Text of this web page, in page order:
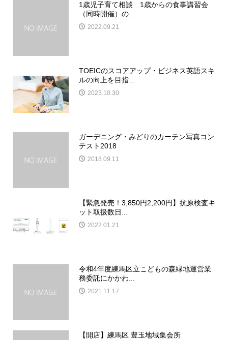
1歳児子育て相談 1歳からの食事講習会
（同時開催）の...
2022.09.21
TOEICのスコアアップ・ビジネス英語スキ
ルの向上を目指...
2023.10.30
ガーデニング・みどりのカーテン写真コン
テスト2018
2018.09.11
【緊急発売！3,850円2,200円】抗原検査キ
ット取扱数日...
2022.01.21
令和4年度練馬区立こどもの森緑地運営業
務委託にかかわ...
2021.11.17
【開店】練馬区 豊玉地域集会所